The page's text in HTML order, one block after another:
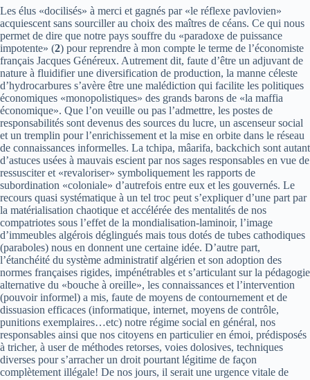
Les élus «docilisés» à merci et gagnés par «le réflexe pavlovien»
acquiescent sans sourciller au choix des maîtres de céans. Ce qui nous
permet de dire que notre pays souffre du «paradoxe de puissance
impotente» (2) pour reprendre à mon compte le terme de l’économiste
français Jacques Généreux. Autrement dit, faute d’être un adjuvant de
nature à fluidifier une diversification de production, la manne céleste
d’hydrocarbures s’avère être une malédiction qui facilite les politiques
économiques «monopolistiques» des grands barons de «la maffia
économique». Que l’on veuille ou pas l’admettre, les postes de
responsabilités sont devenus des sources du lucre, un ascenseur social
et un tremplin pour l’enrichissement et la mise en orbite dans le réseau
de connaissances informelles. La tchipa, mâarifa, backchich sont autant
d’astuces usées à mauvais escient par nos sages responsables en vue de
ressusciter et «revaloriser» symboliquement les rapports de
subordination «coloniale» d’autrefois entre eux et les gouvernés. Le
recours quasi systématique à un tel troc peut s’expliquer d’une part par
la matérialisation chaotique et accélérée des mentalités de nos
compatriotes sous l’effet de la mondialisation-laminoir, l’image
d’immeubles algérois déglingués mais tous dotés de tubes cathodiques
(paraboles) nous en donnent une certaine idée. D’autre part,
l’étanchéité du système administratif algérien et son adoption des
normes françaises rigides, impénétrables et s’articulant sur la pédagogie
alternative du «bouche à oreille», les connaissances et l’intervention
(pouvoir informel) a mis, faute de moyens de contournement et de
dissuasion efficaces (informatique, internet, moyens de contrôle,
punitions exemplaires…etc) notre régime social en général, nos
responsables ainsi que nos citoyens en particulier en émoi, prédisposés
à tricher, à user de méthodes retorses, voies dolosives, techniques
diverses pour s’arracher un droit pourtant légitime de façon
complètement illégale! De nos jours, il serait une urgence vitale de